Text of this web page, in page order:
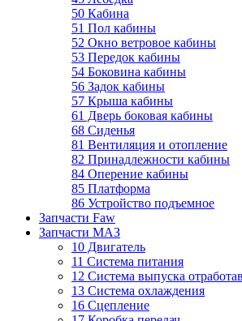
50 Кабина
51 Пол кабины
52 Окно ветровое кабины
53 Передок кабины
54 Боковина кабины
56 Задок кабины
57 Крыша кабины
61 Дверь боковая кабины
68 Сиденья
81 Вентиляция и отопление
82 Принадлежности кабины
84 Оперение кабины
85 Платформа
86 Устройство подъемное
Запчасти Faw
Запчасти МАЗ
10 Двигатель
11 Система питания
12 Система выпуска
13 Система охлаждения
16 Сцепление